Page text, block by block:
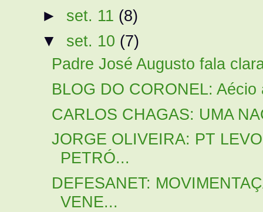
► set. 11 (8)
▼ set. 10 (7)
Padre José Augusto fala
BLOG DO CORONEL:
CARLOS CHAGAS: UMA
JORGE OLIVEIRA: PT
PETRÓ...
DEFESANET:
VENE...